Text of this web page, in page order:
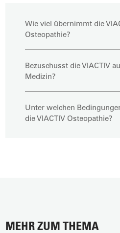
Wie viel übernimmt die
Osteopathie?
Bezuschusst die VIACTIV
Medizin?
Unter welchen
die VIACTIV Osteopathie?
MEHR ZUM THEMA